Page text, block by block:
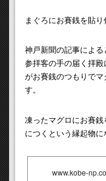
まぐろにお賽銭を貼
神戸新聞の記事による
参拝客の手の届く拝
がお賽銭のつもりで
す。
凍ったマグロにお賽
につくという縁起物に
www.kobe-